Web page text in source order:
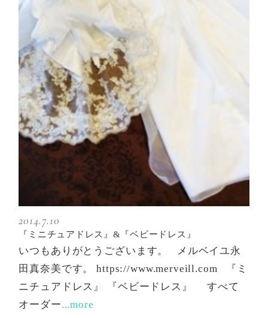
2014.7.10
『ミニチュアドレス』&『ベビードレス』
いつもありがとうございます。 メルベイユ永
田真奈美です。 https://www.merveill.com 『ミ
ニチュアドレス』 『ベビードレス』 すべて
オーダー...more